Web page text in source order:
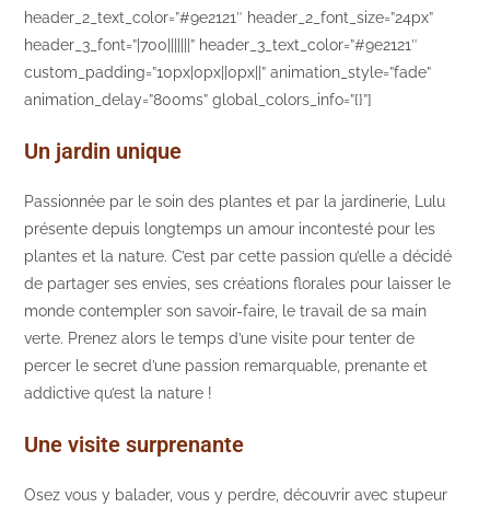
header_2_text_color=”#9e2121″ header_2_font_size=”24px”
header_3_font=”|700|||||||” header_3_text_color=”#9e2121″
custom_padding=”10px|0px||0px||” animation_style=”fade”
animation_delay=”800ms” global_colors_info=”{}”]
Un jardin unique
Passionnée par le soin des plantes et par la jardinerie, Lulu
présente depuis longtemps un amour incontesté pour les
plantes et la nature. C’est par cette passion qu’elle a décidé
de partager ses envies, ses créations florales pour laisser le
monde contempler son savoir-faire, le travail de sa main
verte. Prenez alors le temps d’une visite pour tenter de
percer le secret d’une passion remarquable, prenante et
addictive qu’est la nature !
Une visite surprenante
Osez vous y balader, vous y perdre, découvrir avec stupeur